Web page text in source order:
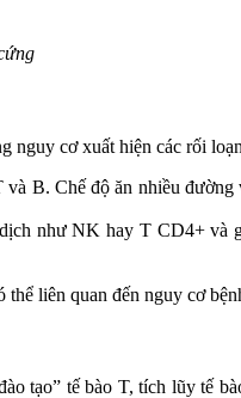
nguy cơ xuất hiện các rối
B. Chế độ ăn nhiều đường
như NK hay T CD4+ và
liên quan đến nguy cơ
tạo” tế bào T, tích lũy tế